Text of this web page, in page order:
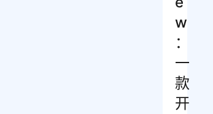
w
：
一
款
开